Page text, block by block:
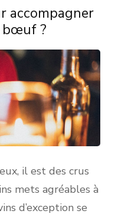
accompagner
bœuf ?
il est des crus
mets agréables à
d’exception se